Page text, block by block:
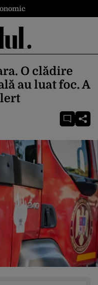
O clădire
au luat foc. A